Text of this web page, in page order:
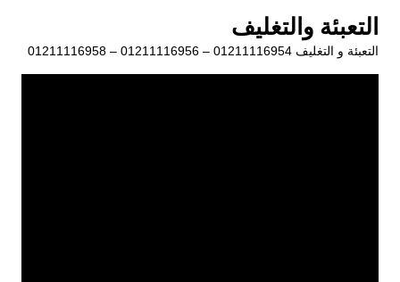
المحتوى
التعبئة والتغليف
التعبئة و التغليف 01211116954 – 01211116956 – 01211116958